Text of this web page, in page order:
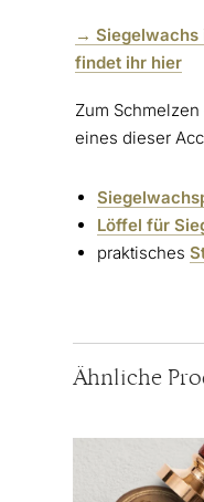
→ Siegelwachs
findet ihr hier
Zum
eines dieser
Löffel für
praktisches
Ähnliche